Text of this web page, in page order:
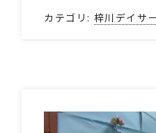
カテゴリ: 梓川デイサ